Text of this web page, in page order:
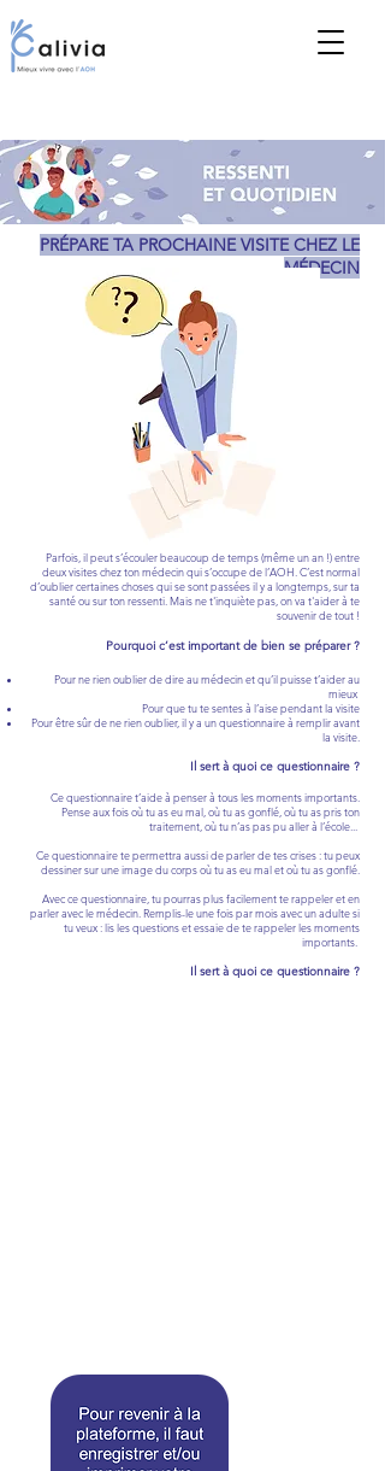
PRÉPARE TA PROCHAINE VISITE CHEZ LE
MÉDECIN
Parfois, il peut s’écouler beaucoup de temps (même un an !) entre
deux visites chez ton médecin qui s’occupe de l’AOH. C’est normal
d’oublier certaines choses qui se sont passées il y a longtemps, sur ta
santé ou sur ton ressenti. Mais ne t'inquiète pas, on va t'aider à te
souvenir de tout !
Pourquoi c’est important de bien se préparer ?
Pour ne rien oublier de dire au médecin et qu’il puisse t’aider au
mieux
Pour que tu te sentes à l’aise pendant la visite
Pour être sûr de ne rien oublier, il y a un questionnaire à remplir avant
la visite.
Il sert à quoi ce questionnaire ?
Ce questionnaire t’aide à penser à tous les moments importants.
Pense aux fois où tu as eu mal, où tu as gonflé, où tu as pris ton
traitement, où tu n’as pas pu aller à l’école...
Ce questionnaire te permettra aussi de parler de tes crises : tu peux
dessiner sur une image du corps où tu as eu mal et où tu as gonflé.
Avec ce questionnaire, tu pourras plus facilement te rappeler et en
parler avec le médecin. Remplis-le une fois par mois avec un adulte si
tu veux : lis les questions et essaie de te rappeler les moments
importants.
Il sert à quoi ce questionnaire ?